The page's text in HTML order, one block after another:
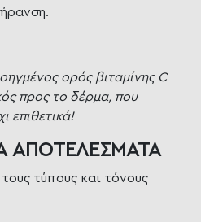
ορός βιταμίνης C
προς το δέρμα, που
επιθετικά!
ΑΠΟΤΕΛΕΣΜΑΤΑ
τύπους και τόνους